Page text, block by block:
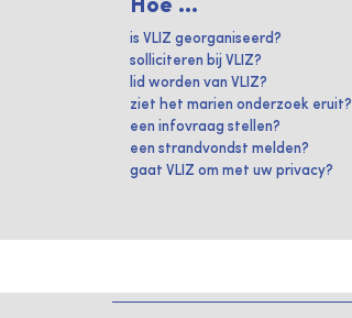
Hoe ...
is VLIZ georganiseerd?
solliciteren bij VLIZ?
lid worden van VLIZ?
ziet het marien onderzoek eruit?
een infovraag stellen?
een strandvondst melden?
gaat VLIZ om met uw privacy?